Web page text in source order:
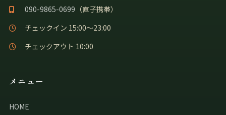
090-9865-0699 （直子携帯）
チェックイン 15:00〜23:00
チェックアウト 10:00
メニュー
HOME